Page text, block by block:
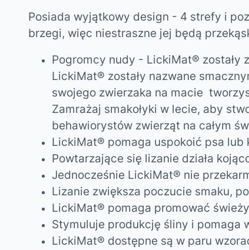
Posiada wyjątkowy design - 4 strefy i
brzegi, więc niestraszne jej będą
Pogromcy nudy - LickiMat® zostały
LickiMat® zostały nazwane
swojego zwierzaka na macie
Zamrażaj smakołyki w lecie, aby
behawiorystów zwierząt na całym
LickiMat® pomaga uspokoić psa
Powtarzające się lizanie działa
Jednocześnie LickiMat® nie
Lizanie zwiększa poczucie smaku,
LickiMat® pomaga promować
Stymuluje produkcję śliny i pomaga
LickiMat® dostępne są w paru